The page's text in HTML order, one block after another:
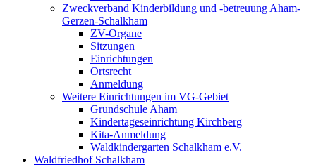
Zweckverband Kinderbildung und -betreuung Aham-
Gerzen-Schalkham
ZV-Organe
Sitzungen
Einrichtungen
Ortsrecht
Anmeldung
Weitere Einrichtungen im VG-Gebiet
Grundschule Aham
Kindertageseinrichtung Kirchberg
Kita-Anmeldung
Waldkindergarten Schalkham e.V.
Waldfriedhof Schalkham